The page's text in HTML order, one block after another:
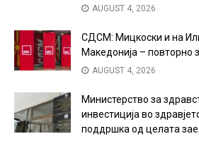
AUGUST 4, 2026
СДСМ: Мицкоски и на
Македонија – повторно
AUGUST 4, 2026
Министерство за
инвестиција во
поддршка од целата